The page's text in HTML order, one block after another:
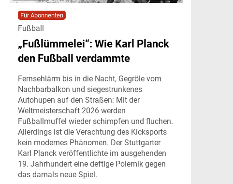
Für Abonnenten
Fußball
„Fußlümmelei“: Wie Karl Planck
den Fußball verdammte
Fernsehlärm bis in die Nacht, Gegröle vom
Nachbarbalkon und siegestrunkenes
Autohupen auf den Straßen: Mit der
Weltmeisterschaft 2026 werden
Fußballmuffel wieder schimpfen und fluchen.
Allerdings ist die Verachtung des Kicksports
kein modernes Phänomen. Der Stuttgarter
Karl Planck veröffentlichte im ausgehenden
19. Jahrhundert eine deftige Polemik gegen
das damals neue Spiel.